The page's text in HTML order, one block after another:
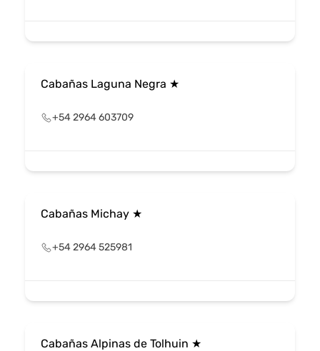
Cabañas Laguna Negra ★
+54 2964 603709
Cabañas Michay ★
+54 2964 525981
Cabañas Alpinas de Tolhuin ★